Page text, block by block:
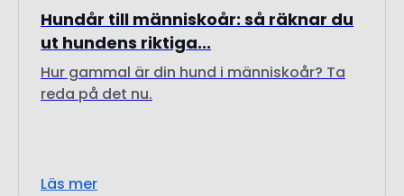
Hundår till människoår: så räknar du
ut hundens riktiga...
Hur gammal är din hund i människoår? Ta
reda på det nu.
Läs mer